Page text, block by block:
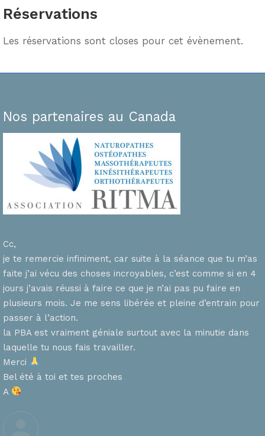
Réservations
Les réservations sont closes pour cet évènement.
Nos partenaires au Canada
Cc,
je te remercie infiniment, car suite à la séance que tu m’as
faite j’ai vécu des choses incroyables, c’est comme si en 4
jours j’avais réussi à faire ce que je n’ai pas pu faire en
plusieurs mois. Je me sens libérée et pleine d’entrain pour
passer à l’action.
la PBA est vraiment géniale surtout avec la minutie dans
laquelle tu nous fais travailler.
Merci
Bel été à toi et tes proches
A